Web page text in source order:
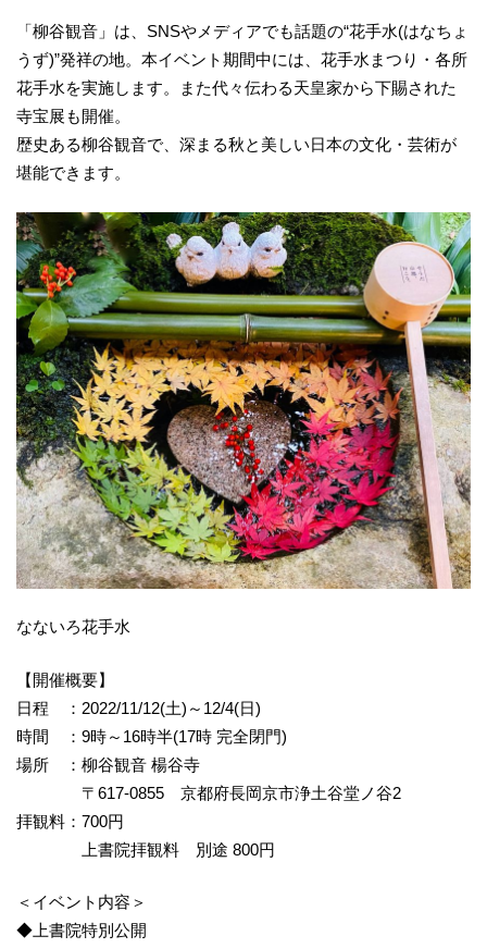
「柳谷観音」は、SNSやメディアでも話題の“花手水(はなちょ
うず)”発祥の地。本イベント期間中には、花手水まつり・各所
花手水を実施します。また代々伝わる天皇家から下賜された
寺宝展も開催。
歴史ある柳谷観音で、深まる秋と美しい日本の文化・芸術が
堪能できます。
なないろ花手水
【開催概要】
日程 ：2022/11/12(土)～12/4(日)
時間 ：9時～16時半(17時 完全閉門)
場所 ：柳谷観音 楊谷寺
〒617-0855 京都府長岡京市浄土谷堂ノ谷2
拝観料：700円
上書院拝観料 別途 800円
＜イベント内容＞
◆上書院特別公開